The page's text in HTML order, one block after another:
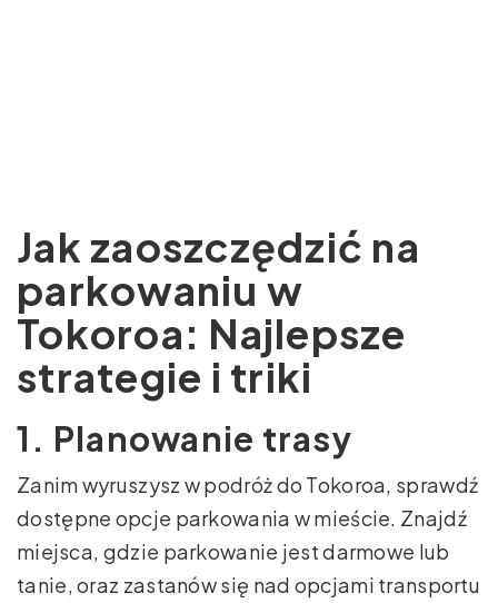
Jak zaoszczędzić na
parkowaniu w
Tokoroa: Najlepsze
strategie i triki
1. Planowanie trasy
Zanim wyruszysz w podróż do Tokoroa, sprawdź
dostępne opcje parkowania w mieście. Znajdź
miejsca, gdzie parkowanie jest darmowe lub
tanie, oraz zastanów się nad opcjami transportu